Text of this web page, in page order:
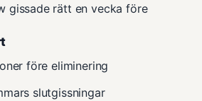
gissade rätt en vecka före
före eliminering
slutgissningar